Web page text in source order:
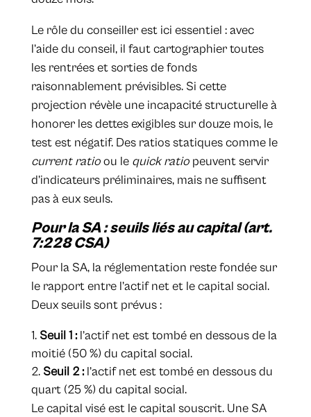
Le rôle du conseiller est ici essentiel : avec
l’aide du conseil, il faut cartographier toutes
les rentrées et sorties de fonds
raisonnablement prévisibles. Si cette
projection révèle une incapacité structurelle à
honorer les dettes exigibles sur douze mois, le
test est négatif. Des ratios statiques comme le
current ratioou le quick ratiopeuvent servir
d’indicateurs préliminaires, mais ne suffisent
pas à eux seuls.
Pour la SA : seuils liés au capital (art.
7:228 CSA)
Pour la SA, la réglementation reste fondée sur
le rapport entre l’actif net et le capital social.
Deux seuils sont prévus :
Seuil 1 :l’actif net est tombé en dessous de la
moitié (50 %) du capital social.
Seuil 2 :l’actif net est tombé en dessous du
quart (25 %) du capital social.
Le capital visé est le capital souscrit. Une SA